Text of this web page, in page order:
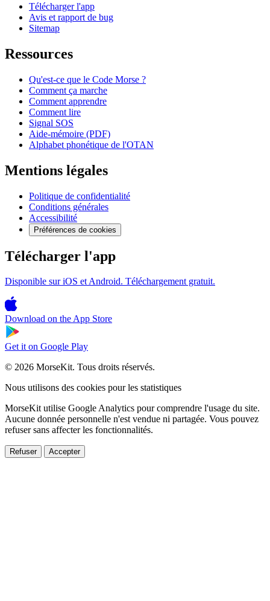
Télécharger l'app
Avis et rapport de bug
Sitemap
Ressources
Qu'est-ce que le Code Morse ?
Comment ça marche
Comment apprendre
Comment lire
Signal SOS
Aide-mémoire (PDF)
Alphabet phonétique de l'OTAN
Mentions légales
Politique de confidentialité
Conditions générales
Accessibilité
Préférences de cookies
Télécharger l'app
Disponible sur iOS et Android. Téléchargement gratuit.
Download on theApp Store
Get it on Google Play
© 2026 MorseKit. Tous droits réservés.
Nous utilisons des cookies pour les statistiques
MorseKit utilise Google Analytics pour comprendre l'usage du site.
Aucune donnée personnelle n'est vendue ni partagée. Vous pouvez
refuser sans affecter les fonctionnalités.
Refuser Accepter